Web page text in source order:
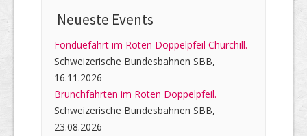
Neueste Events
Fonduefahrt im Roten Doppelpfeil Churchill.
Schweizerische Bundesbahnen SBB,
16.11.2026
Brunchfahrten im Roten Doppelpfeil.
Schweizerische Bundesbahnen SBB,
23.08.2026